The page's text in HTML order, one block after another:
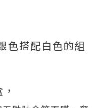
色搭配白色的組